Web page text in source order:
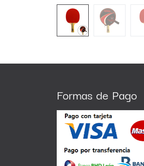
Formas de Pago